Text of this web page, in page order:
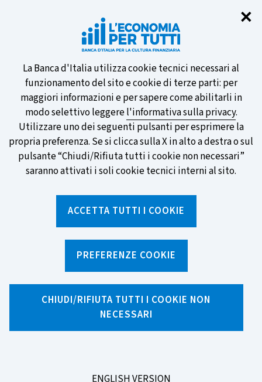
✕
Informativa
sui
cookie
La Banca d'Italia utilizza cookie tecnici necessari al
funzionamento del sito e cookie di terze parti: per
maggiori informazioni e per sapere come abilitarli in
modo selettivo leggerel'informativa sulla privacy.
Utilizzare uno dei seguenti pulsanti per esprimere la
propria preferenza. Se si clicca sulla X in alto a destra o sul
pulsante “Chiudi/Rifiuta tutti i cookie non necessari”
saranno attivati i soli cookie tecnici interni al sito.
ACCETTA TUTTI I COOKIE
PREFERENZE COOKIE
CHIUDI/RIFIUTA TUTTI I COOKIE NON
NECESSARI
GO
ENGLISH VERSION
Partecipa al sondaggio della BCE
sulle nuove banconote e vota la tua
preferita!
SCOPRI DI PIÙ
Facebook
LinkedinWhatsApp
Email
FINANZA SOSTENIBILE